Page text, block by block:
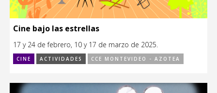
Cine bajo las estrellas
17 y 24 de febrero, 10 y 17 de marzo de 2025.
CINE ACTIVIDADES CCE MONTEVIDEO - AZOTEA